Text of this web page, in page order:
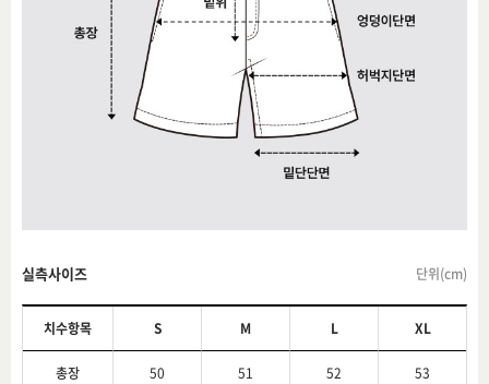
실측사이즈 단위(cm)
치수항목 S M L XL
총장 50 51 52 53